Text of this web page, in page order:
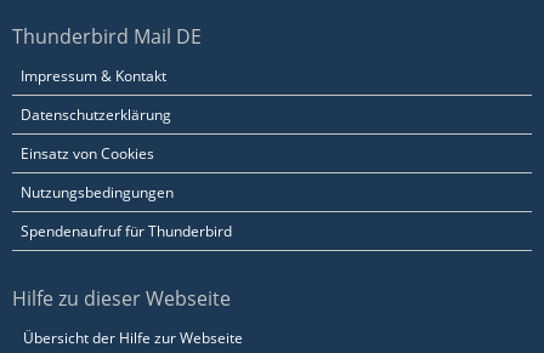
Thunderbird Mail DE
Impressum & Kontakt
Datenschutzerklärung
Einsatz von Cookies
Nutzungsbedingungen
Spendenaufruf für Thunderbird
Hilfe zu dieser Webseite
Übersicht der Hilfe zur Webseite